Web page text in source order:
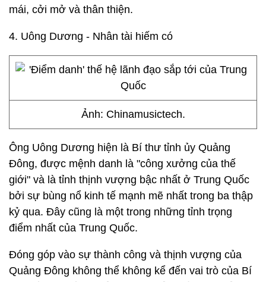
mái, cởi mở và thân thiện.
4. Uông Dương - Nhân tài hiếm có
Ảnh: Chinamusictech.
Ông Uông Dương hiện là Bí thư tỉnh ủy Quảng
Đông, được mệnh danh là "công xưởng của thế
giới" và là tỉnh thịnh vượng bậc nhất ở Trung Quốc
bởi sự bùng nổ kinh tế mạnh mẽ nhất trong ba thập
kỷ qua. Đây cũng là một trong những tỉnh trọng
điểm nhất của Trung Quốc.
Đóng góp vào sự thành công và thịnh vượng của
Quảng Đông không thể không kể đến vai trò của Bí